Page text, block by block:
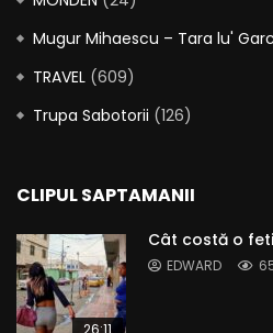
Mugur Mihaescu – Tara lu'
TRAVEL (609)
Trupa Sabotorii (126)
CLIPUL SAPTAMANII
Cât costă o
EDWARD